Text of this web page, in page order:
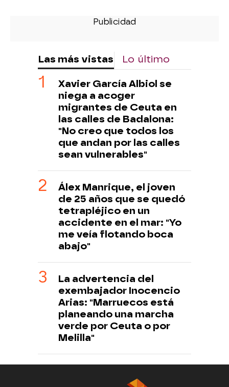
Las más vistas Lo último
Xavier García Albiol se
niega a acoger
migrantes de Ceuta en
las calles de Badalona:
"No creo que todos los
que andan por las calles
sean vulnerables"
Álex Manrique, el joven
de 25 años que se quedó
tetrapléjico en un
accidente en el mar: "Yo
me veía flotando boca
abajo"
La advertencia del
exembajador Inocencio
Arias: "Marruecos está
planeando una marcha
verde por Ceuta o por
Melilla"